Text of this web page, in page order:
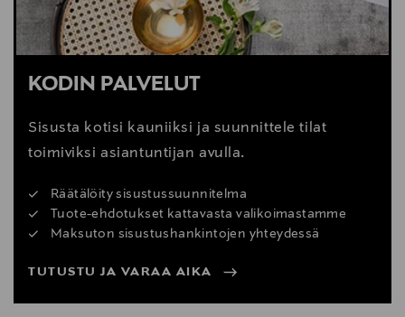
KODIN PALVELUT
Sisusta kotisi kauniiksi ja suunnittele tilat
toimiviksi asiantuntijan avulla.
Räätälöity sisustussuunnitelma
Tuote-ehdotukset kattavasta valikoimastamme
Maksuton sisustushankintojen yhteydessä
TUTUSTU JA VARAA AIKA